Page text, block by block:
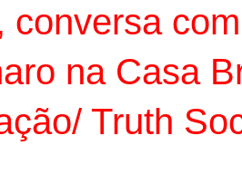
conversa
na Casa
Truth